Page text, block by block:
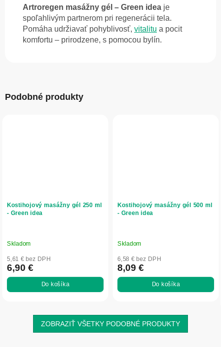
Artroregen masážny gél – Green idea je
spoľahlivým partnerom pri regenerácii tela.
Pomáha udržiavať pohyblivosť, vitalitu a pocit
komfortu – prirodzene, s pomocou bylín.
Podobné produkty
Kostihojový masážny gél 250 ml
- Green idea
Skladom
5,61 € bez DPH
6,90 €
Do košíka
Kostihojový masážny gél 500 ml
- Green idea
Skladom
6,58 € bez DPH
8,09 €
Do košíka
ZOBRAZIŤ VŠETKY PODOBNÉ PRODUKTY